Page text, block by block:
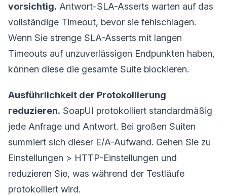
vorsichtig. Antwort-SLA-Asserts warten auf das
vollständige Timeout, bevor sie fehlschlagen.
Wenn Sie strenge SLA-Asserts mit langen
Timeouts auf unzuverlässigen Endpunkten haben,
können diese die gesamte Suite blockieren.
Ausführlichkeit der Protokollierung
reduzieren. SoapUI protokolliert standardmäßig
jede Anfrage und Antwort. Bei großen Suiten
summiert sich dieser E/A-Aufwand. Gehen Sie zu
Einstellungen > HTTP-Einstellungen und
reduzieren Sie, was während der Testläufe
protokolliert wird.